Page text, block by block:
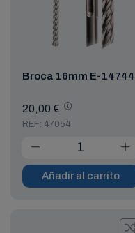
Broca 16mm E-14744
20,00 €
REF: 47054
Añadir al carrito